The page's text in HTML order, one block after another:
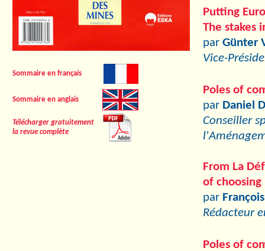
Sommaire en français
Sommaire en anglais
Télécharger gratuitement
la revue complète
Putting
The stakes
par Günter
Vice-
Poles of
par Daniel
Conseiller
From La
of choosing
par
Rédacteur
Poles of